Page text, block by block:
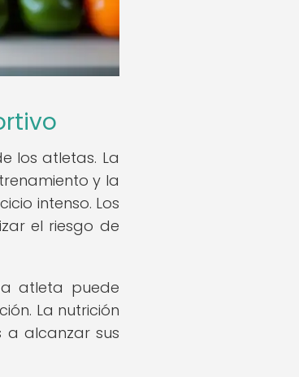
los atletas. La
y la
intenso. Los
el riesgo de
atleta puede
La nutrición
alcanzar sus